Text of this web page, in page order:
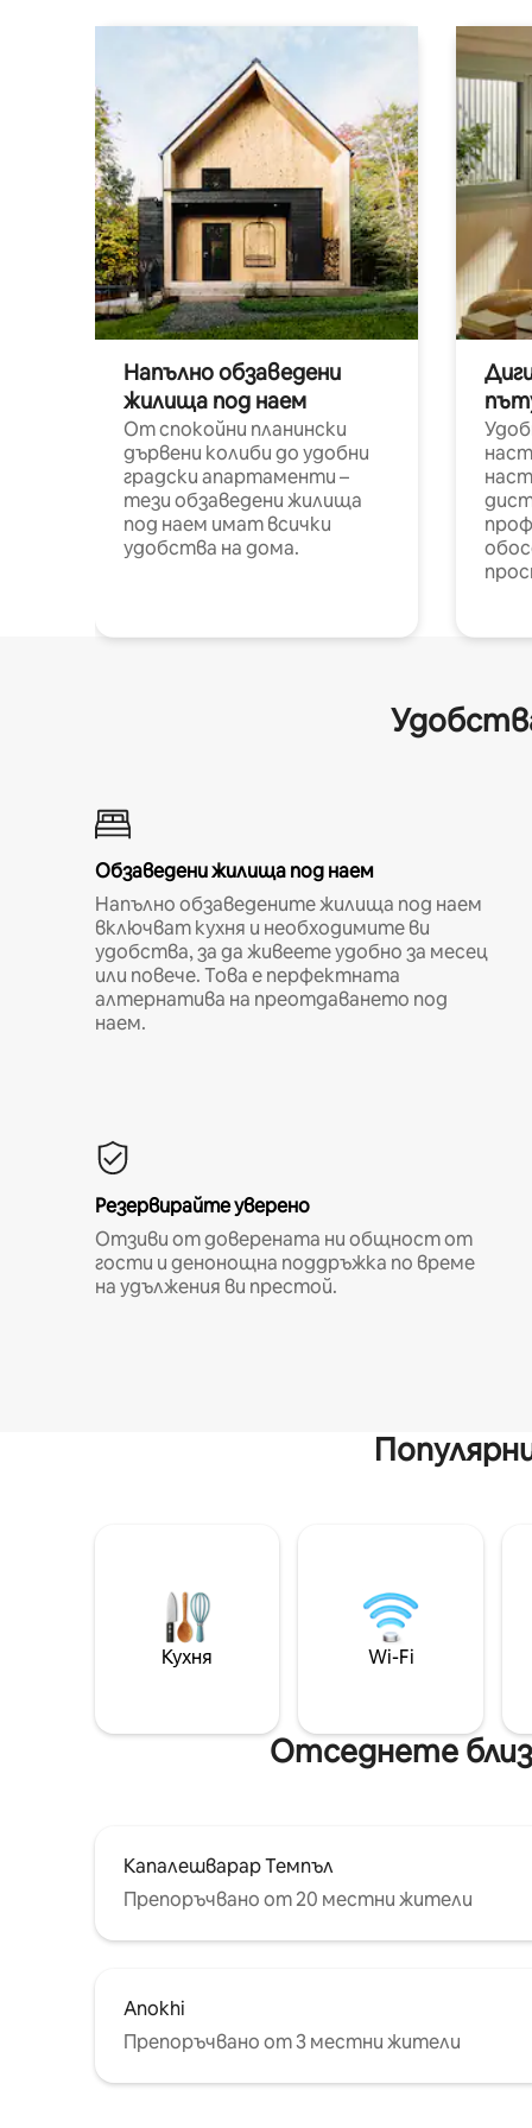
Напълно обзаведени
жилища под наем
От спокойни планински
дървени колиби до удобни
градски апартаменти –
тези обзаведени жилища
под наем имат всички
удобства на дома.
Обзаведени жилища под наем
Напълно обзаведените жилища под наем
включват кухня и необходимите ви
удобства, за да живеете удобно за месец
или повече. Това е перфектната
алтернатива на преотдаването под
наем.
Резервирайте уверено
Отзиви от доверената ни общност от
гости и денонощна поддръжка по време
на удължения ви престой.
Кухня Wi-Fi
Отседнете
Капалешварар Темпъл
Препоръчвано от 20 местни жители
Anokhi
Препоръчвано от 3 местни жители